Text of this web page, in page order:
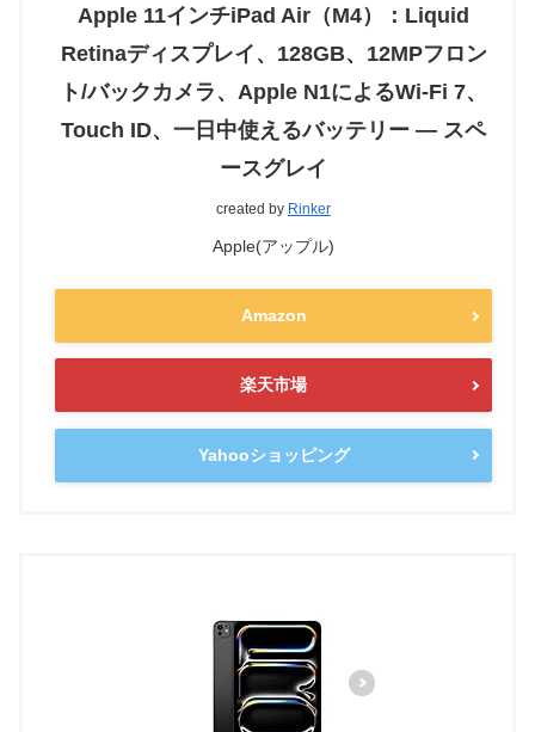
Apple 11インチiPad Air（M4）：Liquid
Retinaディスプレイ、128GB、12MPフロン
ト/バックカメラ、Apple N1によるWi-Fi 7、
Touch ID、一日中使えるバッテリー — スペ
ースグレイ
created by Rinker
Apple(アップル)
Amazon
楽天市場
Yahooショッピング